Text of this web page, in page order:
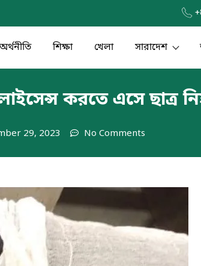
অর্থনীতি শিক্ষা খেলা সারাদেশ
লাইসেন্স করতে এসে ছাত্র
29, 2023 No Comments